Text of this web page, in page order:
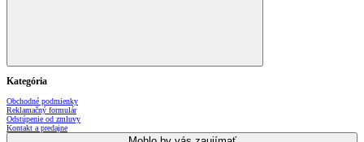
Kategória
Obchodné podmienky
Reklamačný formulár
Odstúpenie od zmluvy
Kontakt a predajne